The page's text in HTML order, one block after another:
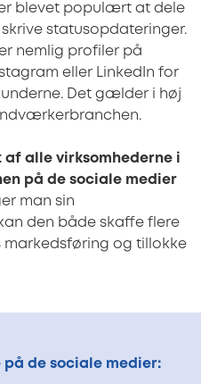
blevet populært at dele
statusopdateringer.
nemlig profiler på
eller LinkedIn for
Det gælder i høj
af alle virksomhederne i
på de sociale medier
man sin
den både skaffe flere
markedsføring og tillokke
de sociale medier: